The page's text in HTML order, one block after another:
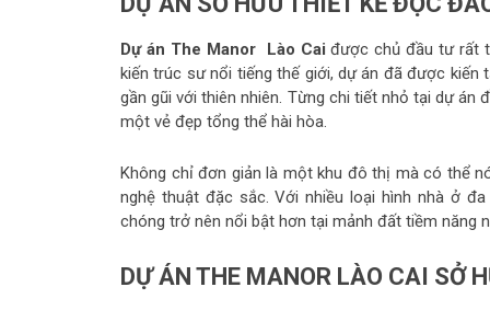
Dự án The Manor Lào Cai được chủ đầu tư rất
kiến trúc sư nổi tiếng thế giới, dự án đã được kiến
gần gũi với thiên nhiên. Từng chi tiết nhỏ tại dự
một vẻ đẹp tổng thể hài hòa.
Không chỉ đơn giản là một khu đô thị mà có thể
nghệ thuật đặc sắc. Với nhiều loại hình nhà ở
chóng trở nên nổi bật hơn tại mảnh đất tiềm năng
DỰ ÁN THE MANOR LÀO CAI SỞ